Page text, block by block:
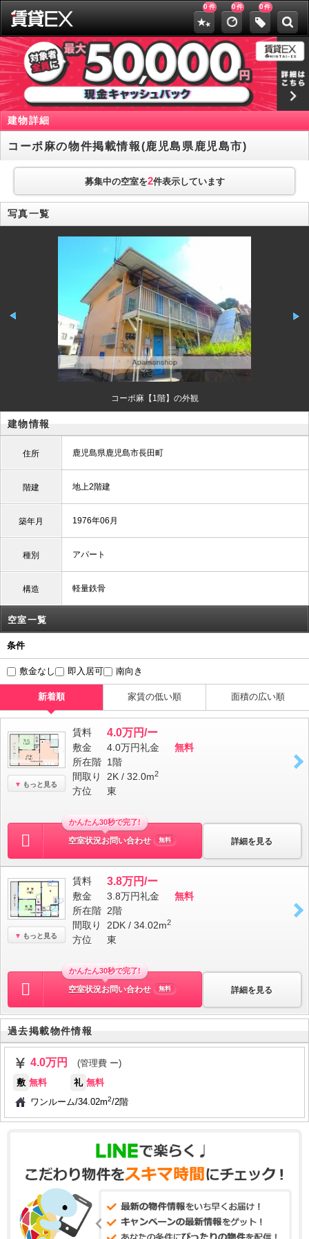
0 件 0件 0件
建物詳細
コーポ麻の物件掲載情報(鹿児島県鹿児島市)
募集中の空室を2件表示しています
写真一覧
コーポ麻【1階】の外観
建物情報
住所 鹿児島県鹿児島市長田町
階建 地上2階建
築年月 1976年06月
種別 アパート
構造 軽量鉄骨
空室一覧
条件
敷金なし 即入居可 南向き
新着順 家賃の低い順 面積の広い順
もっと見る
賃料 4.0万円/ー
敷金 4.0万円礼金
無料
所在階 1階
間取り
2K / 32.0m2
方位 東
詳細を見る
かんたん30秒で完了!
空室状況お問い合わせ 無料
もっと見る
賃料 3.8万円/ー
敷金 3.8万円礼金
無料
所在階 2階
間取り
2DK / 34.02m2
方位 東
詳細を見る
かんたん30秒で完了!
空室状況お問い合わせ 無料
過去掲載物件情報
4.0万円
(管理費 ー)
敷 無料 礼 無料
ワンルーム/34.02m2/2階